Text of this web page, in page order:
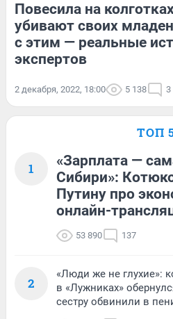
Повесила на
убивают своих
с этим — реальные
экспертов
2 декабря, 2022, 18:00 5 138 3
ТОП
1
«Зарплата —
Сибири»:
Путину про
онлайн-
53 890 137
2
«Люди же не глухие»:
в «Лужниках»
сестру обвинили в